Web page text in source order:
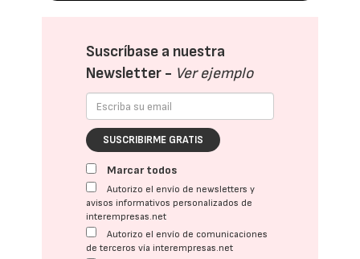
Suscríbase a nuestra
Newsletter - Ver ejemplo
SUSCRIBIRME GRATIS
Marcar todos
Autorizo el envío de newsletters y
avisos informativos personalizados de
interempresas.net
Autorizo el envío de comunicaciones
de terceros vía interempresas.net